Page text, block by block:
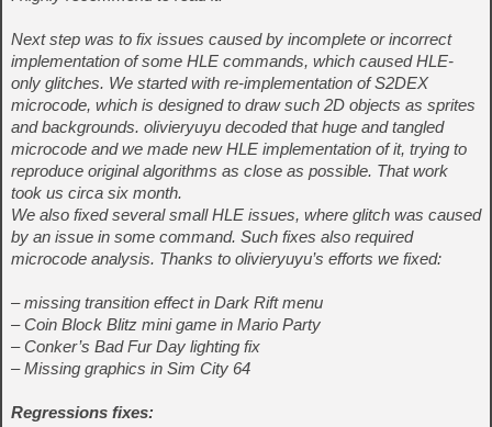
Next step was to fix issues caused by incomplete or incorrect
implementation of some HLE commands, which caused HLE-
only glitches. We started with re-implementation of S2DEX
microcode, which is designed to draw such 2D objects as sprites
and backgrounds. olivieryuyu decoded that huge and tangled
microcode and we made new HLE implementation of it, trying to
reproduce original algorithms as close as possible. That work
took us circa six month.
We also fixed several small HLE issues, where glitch was caused
by an issue in some command. Such fixes also required
microcode analysis. Thanks to olivieryuyu’s efforts we fixed:
– missing transition effect in Dark Rift menu
– Coin Block Blitz mini game in Mario Party
– Conker’s Bad Fur Day lighting fix
– Missing graphics in Sim City 64
Regressions fixes: